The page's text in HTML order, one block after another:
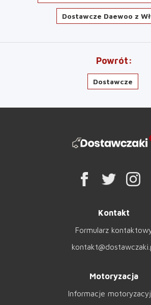
Dostawcze Daewoo z
Powrót
Dostawcze
Kontakt
Formularz
Motoryzacja
Informacje